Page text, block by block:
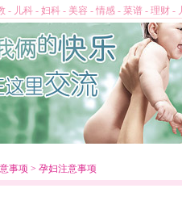
- 儿科 - 妇科 - 美容 - 情感 - 菜谱 - 理财 -
事项 > 孕妇注意事项